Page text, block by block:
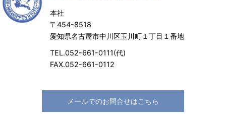
本社
〒454-8518
愛知県名古屋市中川区玉川町１丁目１番地
TEL.052-661-0111(代)
FAX.052-661-0112
メールでのお問合せはこちら